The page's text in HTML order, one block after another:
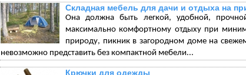
Складная мебель для дачи и отдыха на
Она должна быть легкой, удобной,
максимально комфортному отдыху при
природу, пикник в загородном доме на
невозможно представить без компактной мебели...
Крючки для одежды